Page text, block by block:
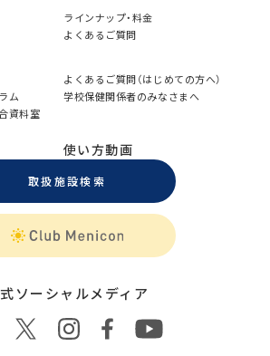
ラインナップ・料金
よくあるご質問
よくあるご質問（はじめての方へ）
ム
学校保健関係者のみなさまへ
資料室
使い方動画
取扱施設検索
ソーシャルメディア